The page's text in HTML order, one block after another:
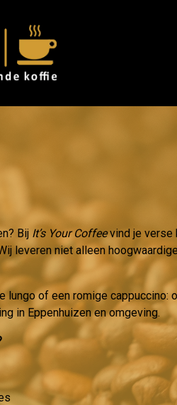
Bij It’s Your Coffeevind je verse
leveren niet alleen
lungo of een romige
in Eppenhuizen en omgeving.